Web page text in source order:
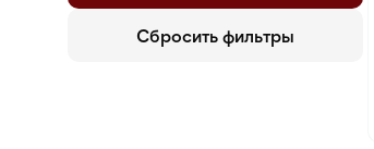
Сбросить фильтры